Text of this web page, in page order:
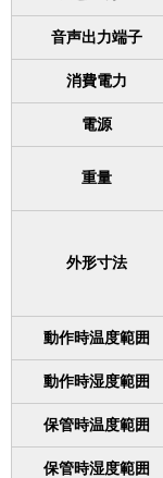
音声出力端子
消費電力
電源
重量
外形寸法
動作時温度範囲
動作時湿度範囲
保管時温度範囲
保管時湿度範囲